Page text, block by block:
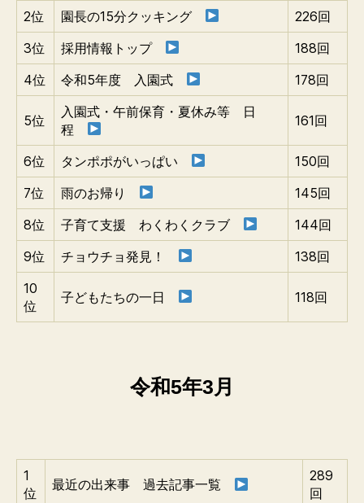
2位
園長の15分クッキング
226回
3位
採用情報トップ
188回
4位
令和5年度 入園式 178回
5位
入園式・午前保育・夏休み等 日
程
161回
6位 タンポポがいっぱい
150回
7位
雨のお帰り
145回
8位
子育て支援 わくわくクラブ
144回
9位
チョウチョ発見！
138回
10
位
子どもたちの一日 118回
令和5年3月
1
位
最近の出来事 過去記事一覧
289
回